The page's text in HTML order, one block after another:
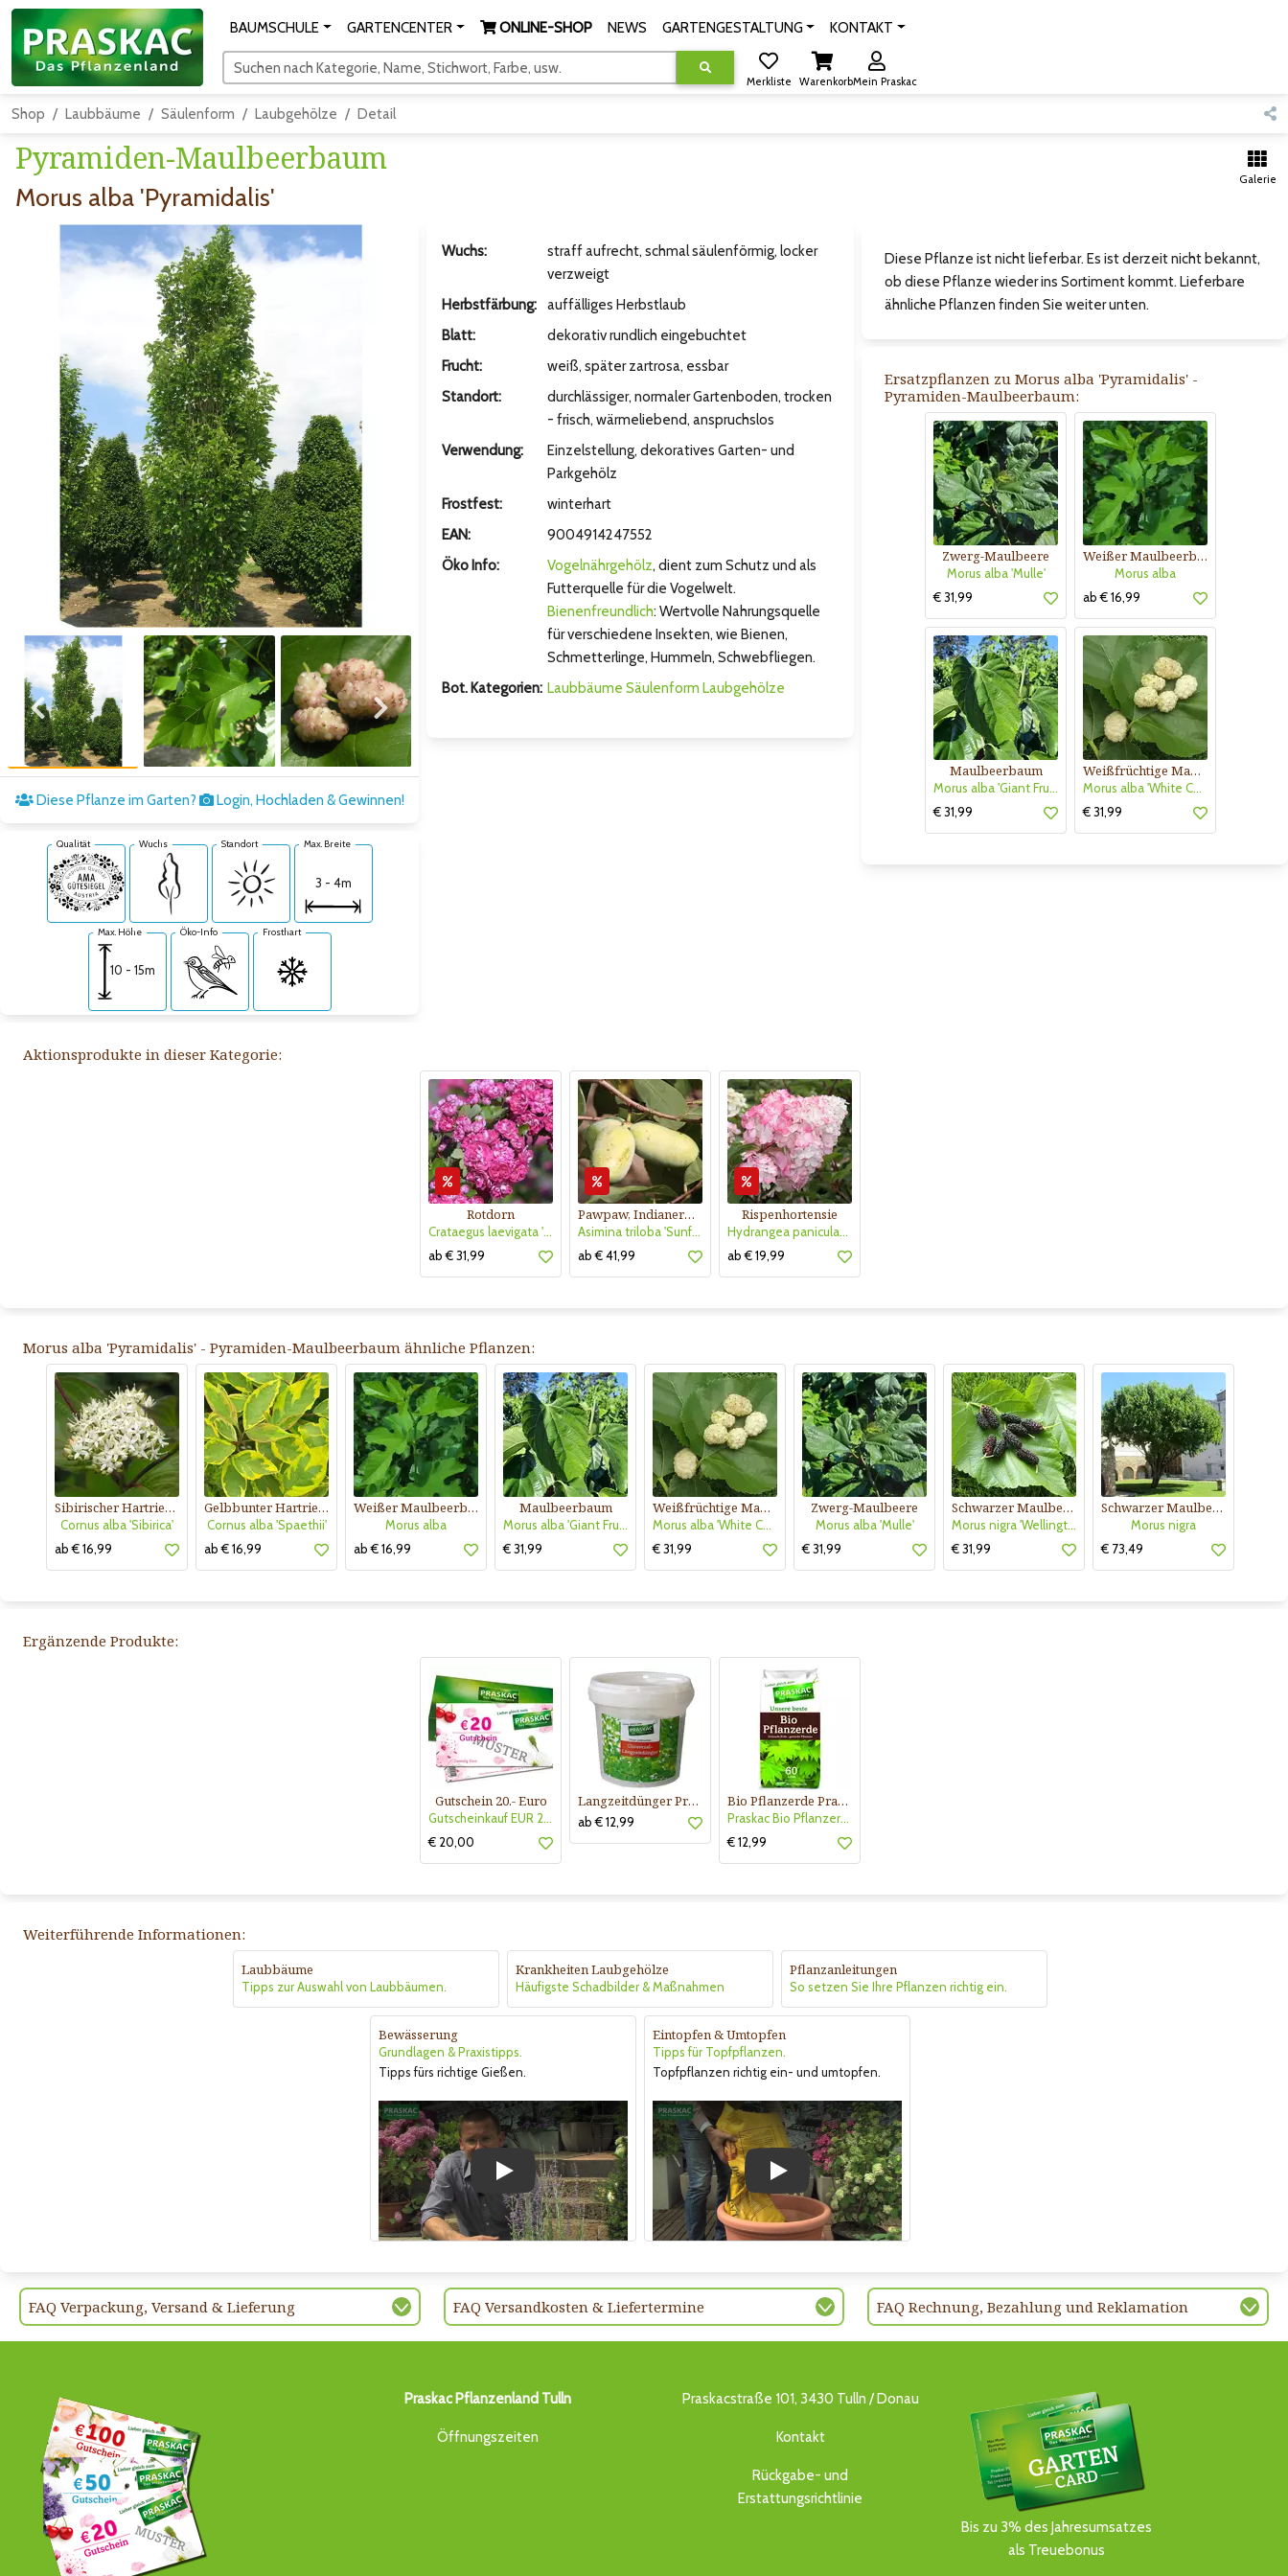
BAUMSCHULE GARTENCENTER ONLINE-SHOP NEWS GARTENGESTALTUNG KONTAKT
Suchen nach Kategorie, Name, Stichwort, Farbe, usw.
Merkliste WarenkorbMein Praskac
Shop Laubbäume Säulenform Laubgehölze Detail
Pyramiden-Maulbeerbaum
Morus alba 'Pyramidalis'
Galerie
Zum vorigen Bild
Zum vorigen Bild Zum nächsten Bild
Diese Pflanze im Garten? Login, Hochladen & Gewinnen!
Qualität Wuchs Standort Max. Breite
3 - 4m
Max. Höhe
10 - 15m
Öko-Info Frosthart
Diese Pflanze ist nicht lieferbar. Es ist derzeit nicht bekannt,
ob diese Pflanze wieder ins Sortiment kommt. Lieferbare
ähnliche Pflanzen finden Sie weiter unten.
Ersatzpflanzen zu Morus alba 'Pyramidalis' -
Pyramiden-Maulbeerbaum:
Zwerg-Maulbeere
Morus alba 'Mulle'
€ 31,99
Weißer Maulbeerbaum
Morus alba
ab € 16,99
Maulbeerbaum
Morus alba 'Giant Fruit'
€ 31,99
Weißfrüchtige Maulbeere
Morus alba 'White Candy'
€ 31,99
Wuchs:
straff aufrecht, schmal säulenförmig, locker
verzweigt
Herbstfärbung:
auffälliges Herbstlaub
Blatt:
dekorativ rundlich eingebuchtet
Frucht:
weiß, später zartrosa, essbar
Standort:
durchlässiger, normaler Gartenboden, trocken
- frisch, wärmeliebend, anspruchslos
Verwendung:
Einzelstellung, dekoratives Garten- und
Parkgehölz
Frostfest:
winterhart
EAN:
9004914247552
Öko Info:
Vogelnährgehölz, dient zum Schutz und als
Futterquelle für die Vogelwelt.
Bienenfreundlich: Wertvolle Nahrungsquelle
für verschiedene Insekten, wie Bienen,
Schmetterlinge, Hummeln, Schwebfliegen.
Bot. Kategorien: Laubbäume Säulenform Laubgehölze
Aktionsprodukte in dieser Kategorie:
Rotdorn
Crataegus laevigata 'Pauls Scarlet'
ab € 31,99
Pawpaw, Indianerbanane
Asimina triloba 'Sunflower'
ab € 41,99
Rispenhortensie
Hydrangea paniculata 'Vanille Fraise'
ab € 19,99
Morus alba 'Pyramidalis' - Pyramiden-Maulbeerbaum ähnliche Pflanzen:
Sibirischer Hartriegel
Cornus alba 'Sibirica'
ab € 16,99
Gelbbunter Hartriegel
Cornus alba 'Spaethii'
ab € 16,99
Weißer Maulbeerbaum
Morus alba
ab € 16,99
Maulbeerbaum
Morus alba 'Giant Fruit'
€ 31,99
Weißfrüchtige Maulbeere
Morus alba 'White Candy'
€ 31,99
Zwerg-Maulbeere
Morus alba 'Mulle'
€ 31,99
Schwarzer Maulbeerbaum
Morus nigra 'Wellington'
€ 31,99
Schwarzer Maulbeerbaum
Morus nigra
€ 73,49
Ergänzende Produkte:
Gutschein 20.- Euro
Gutscheinkauf EUR 20.-
€ 20,00
Langzeitdünger Praskac
ab € 12,99
Bio Pflanzerde Praskac
Praskac Bio Pflanzerde
€ 12,99
Weiterführende Informationen:
Laubbäume
Tipps zur Auswahl von Laubbäumen.
Krankheiten Laubgehölze
Häufigste Schadbilder & Maßnahmen
Pflanzanleitungen
So setzen Sie Ihre Pflanzen richtig ein.
Bewässerung
Grundlagen & Praxistipps.
Tipps fürs richtige Gießen.
Play
Eintopfen & Umtopfen
Tipps für Topfpflanzen.
Topfpflanzen richtig ein- und umtopfen.
Play
FAQ Verpackung, Versand & Lieferung FAQ Versandkosten & Liefertermine FAQ Rechnung, Bezahlung und Reklamation
Praskac Pflanzenland Tulln
Öffnungszeiten
Praskacstraße 101, 3430 Tulln / Donau
Kontakt
Rückgabe- und
Erstattungsrichtlinie
Bis zu 3% des Jahresumsatzes
als Treuebonus